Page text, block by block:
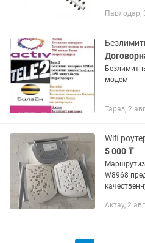
Павлодар,
модем
Тараз, 2
Wifi
5 000 ₸
W8968
собрать в
Актау, 2